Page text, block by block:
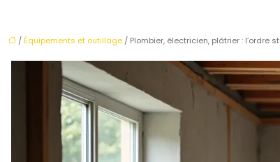
/ Équipements et outillage / Plombier, électricien, plâtrier : l’ordre